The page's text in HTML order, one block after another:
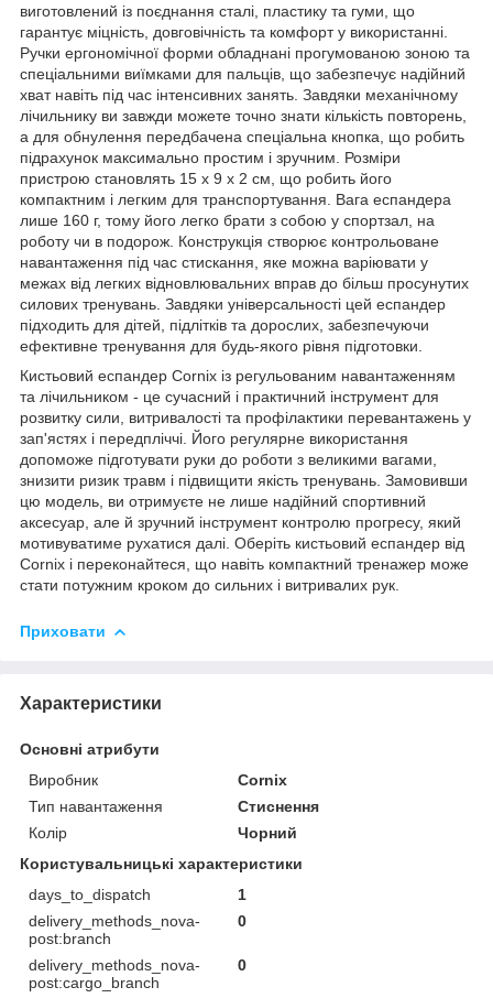
виготовлений із поєднання сталі, пластику та гуми, що
гарантує міцність, довговічність та комфорт у використанні.
Ручки ергономічної форми обладнані прогумованою зоною та
спеціальними виїмками для пальців, що забезпечує надійний
хват навіть під час інтенсивних занять. Завдяки механічному
лічильнику ви завжди можете точно знати кількість повторень,
а для обнулення передбачена спеціальна кнопка, що робить
підрахунок максимально простим і зручним. Розміри
пристрою становлять 15 x 9 x 2 см, що робить його
компактним і легким для транспортування. Вага еспандера
лише 160 г, тому його легко брати з собою у спортзал, на
роботу чи в подорож. Конструкція створює контрольоване
навантаження під час стискання, яке можна варіювати у
межах від легких відновлювальних вправ до більш просунутих
силових тренувань. Завдяки універсальності цей еспандер
підходить для дітей, підлітків та дорослих, забезпечуючи
ефективне тренування для будь-якого рівня підготовки.
Кистьовий еспандер Cornix із регульованим навантаженням
та лічильником - це сучасний і практичний інструмент для
розвитку сили, витривалості та профілактики перевантажень у
зап'ястях і передпліччі. Його регулярне використання
допоможе підготувати руки до роботи з великими вагами,
знизити ризик травм і підвищити якість тренувань. Замовивши
цю модель, ви отримуєте не лише надійний спортивний
аксесуар, але й зручний інструмент контролю прогресу, який
мотивуватиме рухатися далі. Оберіть кистьовий еспандер від
Cornix і переконайтеся, що навіть компактний тренажер може
стати потужним кроком до сильних і витривалих рук.
Приховати
Характеристики
Основні атрибути
Виробник
Cornix
Тип навантаження
Стиснення
Колір
Чорний
Користувальницькі характеристики
days_to_dispatch
1
delivery_methods_nova-
post:branch
0
delivery_methods_nova-
post:cargo_branch
0